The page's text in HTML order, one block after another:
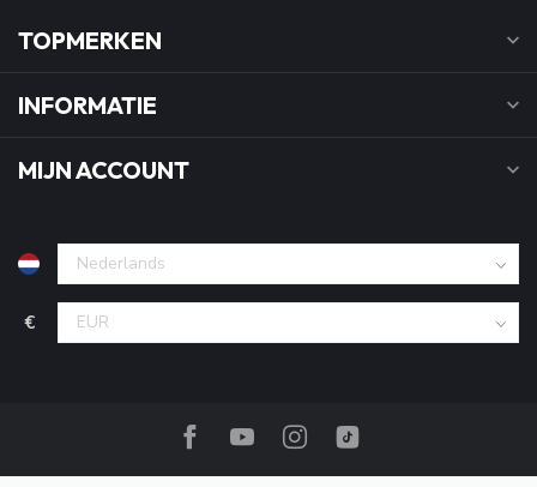
TOPMERKEN
INFORMATIE
MIJN ACCOUNT
€